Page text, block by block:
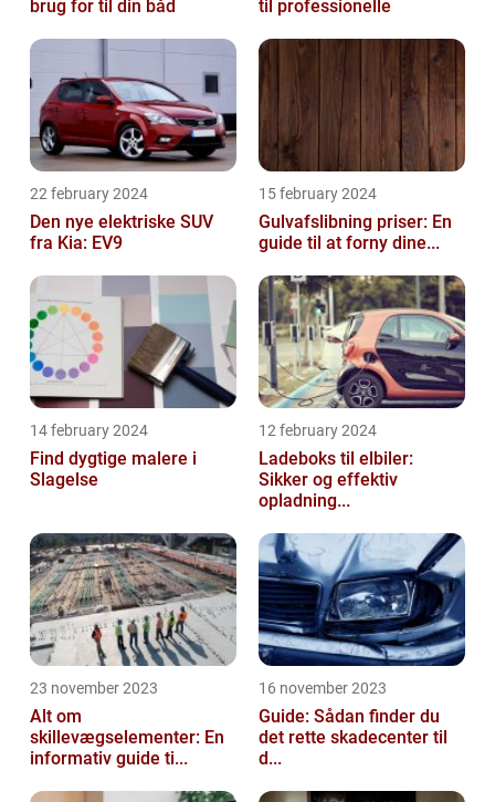
brug for til din båd til professionelle
22 february 2024
Den nye elektriske SUV
fra Kia: EV9
15 february 2024
Gulvafslibning priser: En
guide til at forny dine...
14 february 2024
Find dygtige malere i
Slagelse
12 february 2024
Ladeboks til elbiler:
Sikker og effektiv
opladning...
23 november 2023
Alt om
skillevægselementer: En
informativ guide ti...
16 november 2023
Guide: Sådan finder du
det rette skadecenter til
d...